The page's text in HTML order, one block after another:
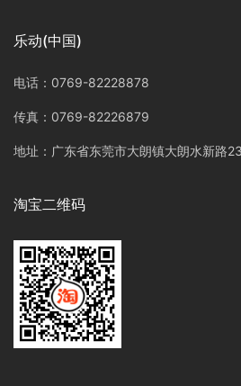
乐动(中国)
电话：0769-82228878
传真：0769-82226879
地址：广东省东莞市大朗镇大朗水新路
淘宝二维码